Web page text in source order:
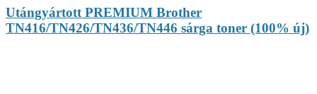
Utángyártott PREMIUM Brother
TN416/TN426/TN436/TN446 sárga toner (100% új)